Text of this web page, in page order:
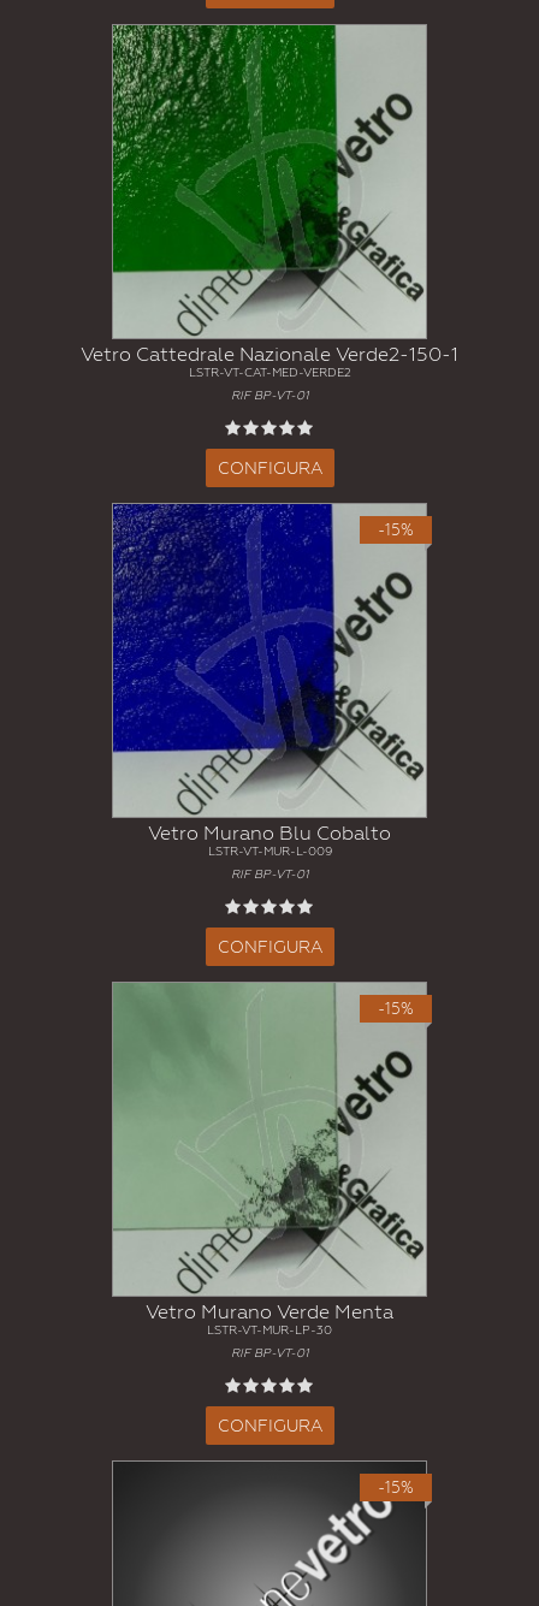
Vetro Cattedrale Nazionale Verde2-150-1
LSTR-VT-CAT-MED-VERDE2
RIF BP-VT-01
CONFIGURA
-15%
Vetro Murano Blu Cobalto
LSTR-VT-MUR-L-009
RIF BP-VT-01
CONFIGURA
-15%
Vetro Murano Verde Menta
LSTR-VT-MUR-LP-30
RIF BP-VT-01
CONFIGURA
-15%